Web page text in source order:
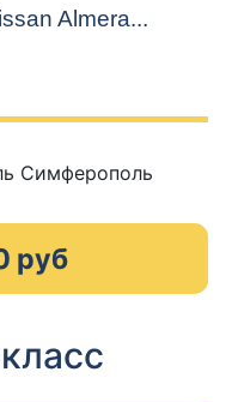
Almera...
руб